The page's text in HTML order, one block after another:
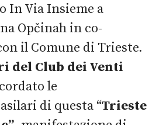
In Via Insieme a
Opčinah in co-
il Comune di Trieste.
del Club dei Venti
le
di questa “Trieste